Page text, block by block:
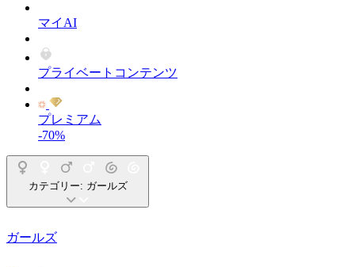
マイAI
プライベートコンテンツ
プレミアム
-70%
カテゴリー: ガールズ
ガールズ